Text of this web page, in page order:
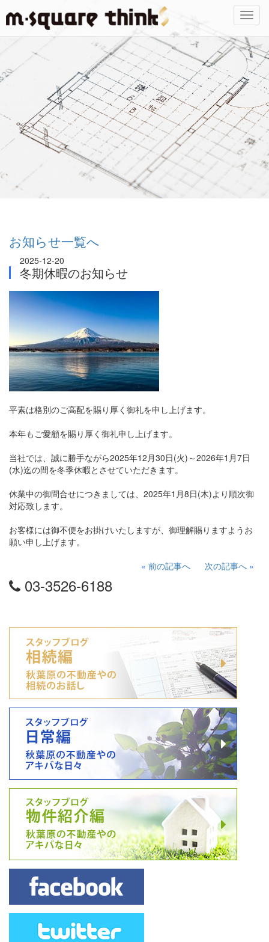
お知らせ一覧へ
2025-12-20
冬期休暇のお知らせ
平素は格別のご高配を賜り厚く御礼を申し上げます。
本年もご愛顧を賜り厚く御礼申し上げます。
当社では、誠に勝手ながら2025年12月30日(火)～2026年1月7日
(水)迄の間を冬季休暇とさせていただきます。
休業中の御問合せにつきましては、2025年1月8日(木)より順次御
対応致します。
お客様には御不便をお掛けいたしますが、御理解賜りますようお
願い申し上げます。
« 前の記事へ 次の記事へ »
03-3526-6188